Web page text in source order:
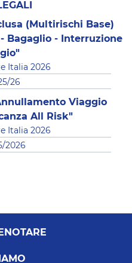
(Multirischi Base)
Bagaglio - Interruzione
Italia 2026
26
Viaggio
All Risk"
Italia 2026
2026